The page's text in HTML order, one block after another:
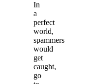
In
a
perfect
world,
spammers
would
get
caught,
go